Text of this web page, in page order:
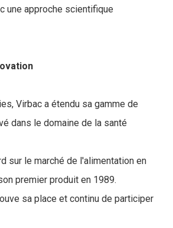
une approche scientifique
Virbac a étendu sa gamme de
dans le domaine de la santé
sur le marché de l'alimentation en
premier produit en 1989.
sa place et continu de participer